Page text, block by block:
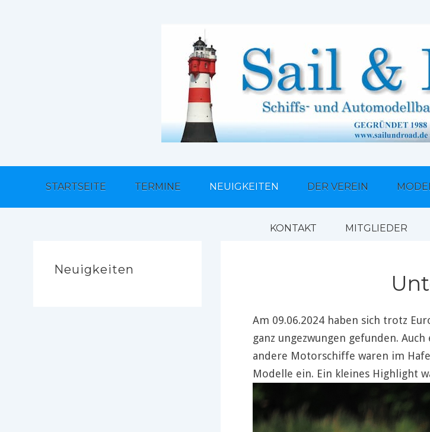
STARTSEITE TERMINE NEUIGKEITEN DER VEREIN
KONTAKT MITGLIEDER
Neuigkeiten
Am 09.06.2024 haben sich trotz
ganz ungezwungen gefunden.
andere Motorschiffe waren im
Modelle ein. Ein kleines Highlight